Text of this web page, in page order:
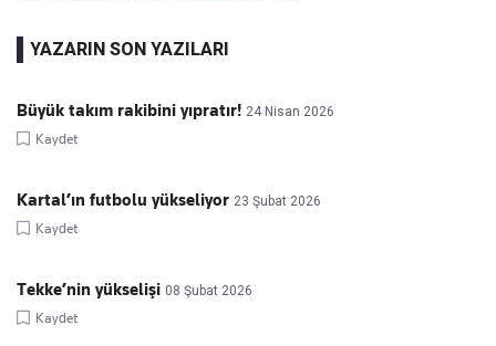
YAZARIN SON YAZILARI
Büyük takım rakibini yıpratır! 24 Nisan 2026
Kaydet
Kartal’ın futbolu yükseliyor 23 Şubat 2026
Kaydet
Tekke’nin yükselişi 08 Şubat 2026
Kaydet